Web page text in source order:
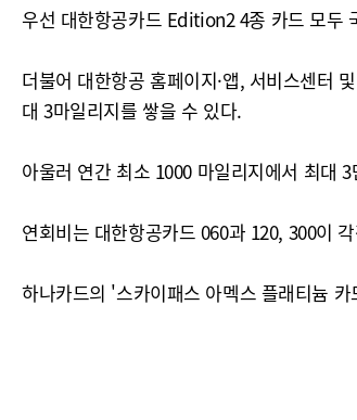
우선 대한항공카드 Edition2 4종 카드 모두
더불어 대한항공 홈페이지·앱, 서비스센터
대 3마일리지를 쌓을 수 있다.
아울러 연간 최소 1000 마일리지에서 최대
연회비는 대한항공카드 060과 120, 300이
하나카드의 '스카이패스 아멕스 플래티늄